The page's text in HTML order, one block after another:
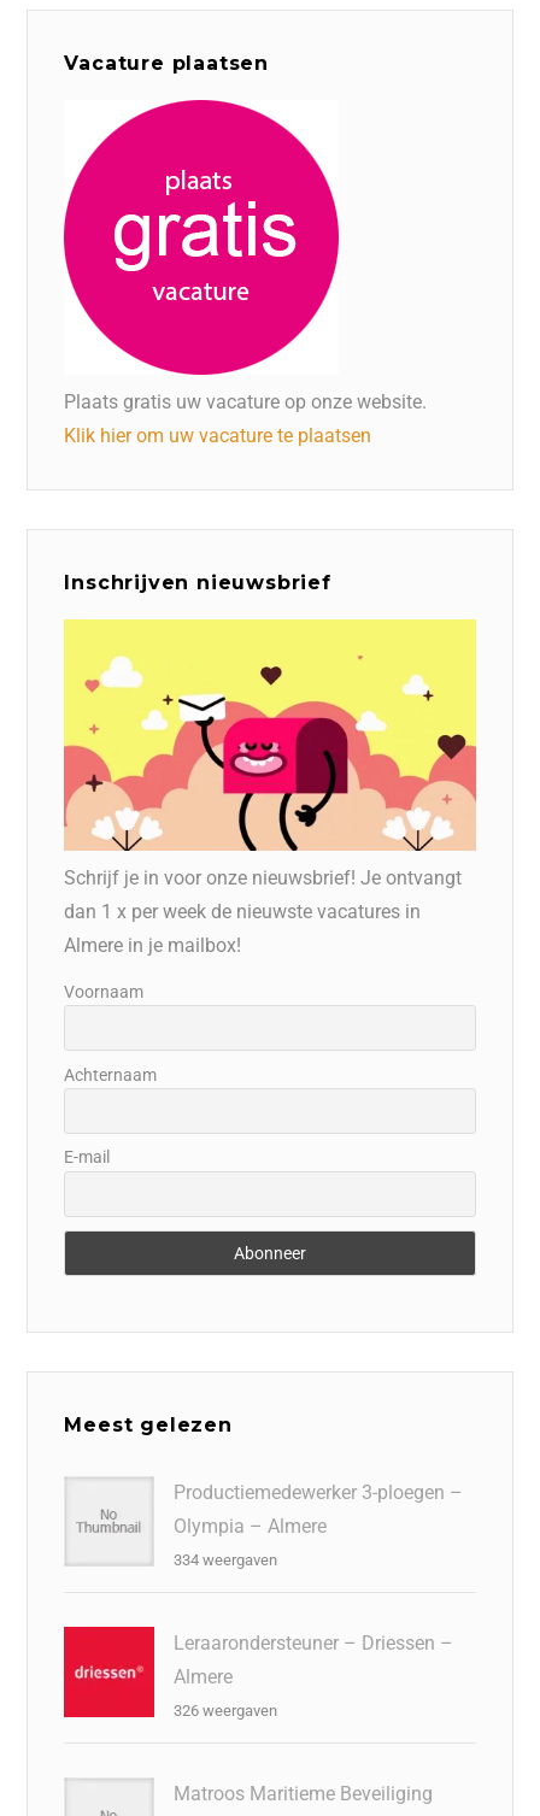
Vacature plaatsen
Plaats gratis uw vacature op onze website.
Klik hier om uw vacature te plaatsen
Inschrijven nieuwsbrief
Schrijf je in voor onze nieuwsbrief! Je ontvangt
dan 1 x per week de nieuwste vacatures in
Almere in je mailbox!
Voornaam
Achternaam
E-mail
Meest gelezen
Productiemedewerker 3-ploegen –
Olympia – Almere
334 weergaven
Leraarondersteuner – Driessen –
Almere
326 weergaven
Matroos Maritieme Beveiliging